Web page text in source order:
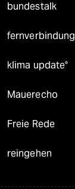
bundestalk
fernverbindung
klima update°
Mauerecho
Freie Rede
reingehen